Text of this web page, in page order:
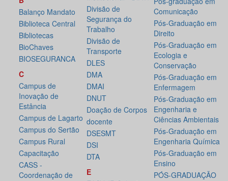
Balanço Mandato
Biblioteca Central
Bibliotecas
BioChaves
BIOSEGURANCA
C
Campus de
Inovação de
Estância
Campus de Lagarto
Campus do Sertão
Campus Rural
Capacitação
CASS -
Coordenação de
Divisão de
Segurança do
Trabalho
Divisão de
Transporte
DLES
DMA
DMAI
DNUT
Doação de Corpos
docente
DSESMT
DSI
DTA
E
Comunicação
Pós-Graduação em
Direito
Pós-Graduação em
Ecologia e
Conservação
Pós-Graduação em
Enfermagem
Pós-Graduação em
Engenharia e
Ciências Ambientais
Pós-Graduação em
Engenharia Química
Pós-Graduação em
Ensino
PÓS-GRADUAÇÃO